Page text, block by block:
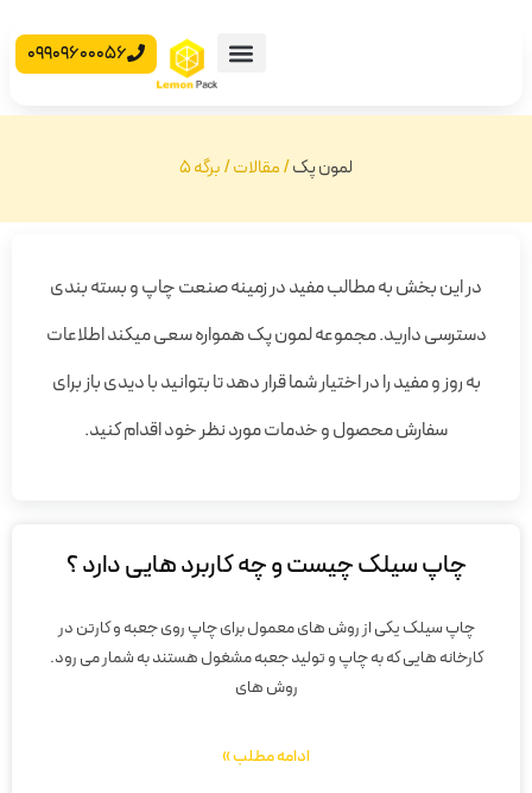
09909600056
لمون پک/مقالات/برگه 5
در این بخش به مطالب مفید در زمینه صنعت چاپ و بسته بندی
دسترسی دارید. مجموعه لمون پک همواره سعی میکند اطلاعات
به روز و مفید را در اختیار شما قرار دهد تا بتوانید با دیدی باز برای
سفارش محصول و خدمات مورد نظر خود اقدام کنید.
چاپ سیلک چیست و چه کاربرد هایی دارد ؟
چاپ سیلک یکی از روش های معمول برای چاپ روی جعبه و کارتن در
کارخانه هایی که به چاپ و تولید جعبه مشغول هستند به شمار می رود.
روش های
ادامه مطلب »